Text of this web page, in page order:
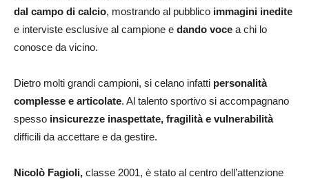
dal campo di calcio, mostrando al pubblico immagini inedite
e interviste esclusive al campione e dando voce a chi lo
conosce da vicino.
Dietro molti grandi campioni, si celano infatti personalità
complesse e articolate. Al talento sportivo si accompagnano
spesso insicurezze inaspettate, fragilità e vulnerabilità
difficili da accettare e da gestire.
Nicolò Fagioli, classe 2001, è stato al centro dell’attenzione